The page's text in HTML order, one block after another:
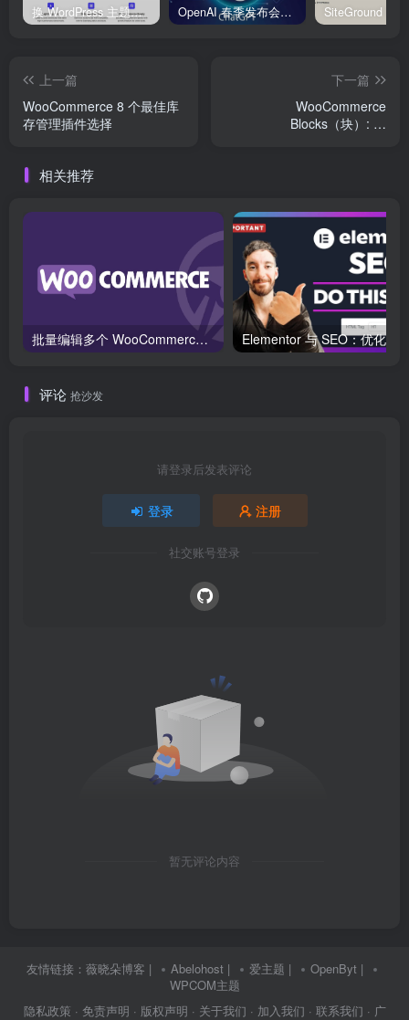
换 WordPress 主题前先看这份清单：Kadence、Blocksy Pro 与 WoodMart 的实操配置教程 OpenAI 春季发布会：全新 GPT-4o 多模态模型发布，实时互动及免费用户升级全面开启
上一篇
WooCommerce 8 个最佳库
存管理插件选择
下一篇
WooCommerce
Blocks（块）: 将
相关推荐
批量编辑多个 WooCommerce 产品变体价格的 2 个方法？
评论 抢沙发
请登录后发表评论
登录 注册
社交账号登录
暂无评论内容
友情链接： 薇晓朵博客 | Abelohost | 爱主题 | OpenByt |
WPCOM主题
隐私政策 · 免责声明 · 版权声明 · 关于我们 · 加入我们 · 联系我们 · 广